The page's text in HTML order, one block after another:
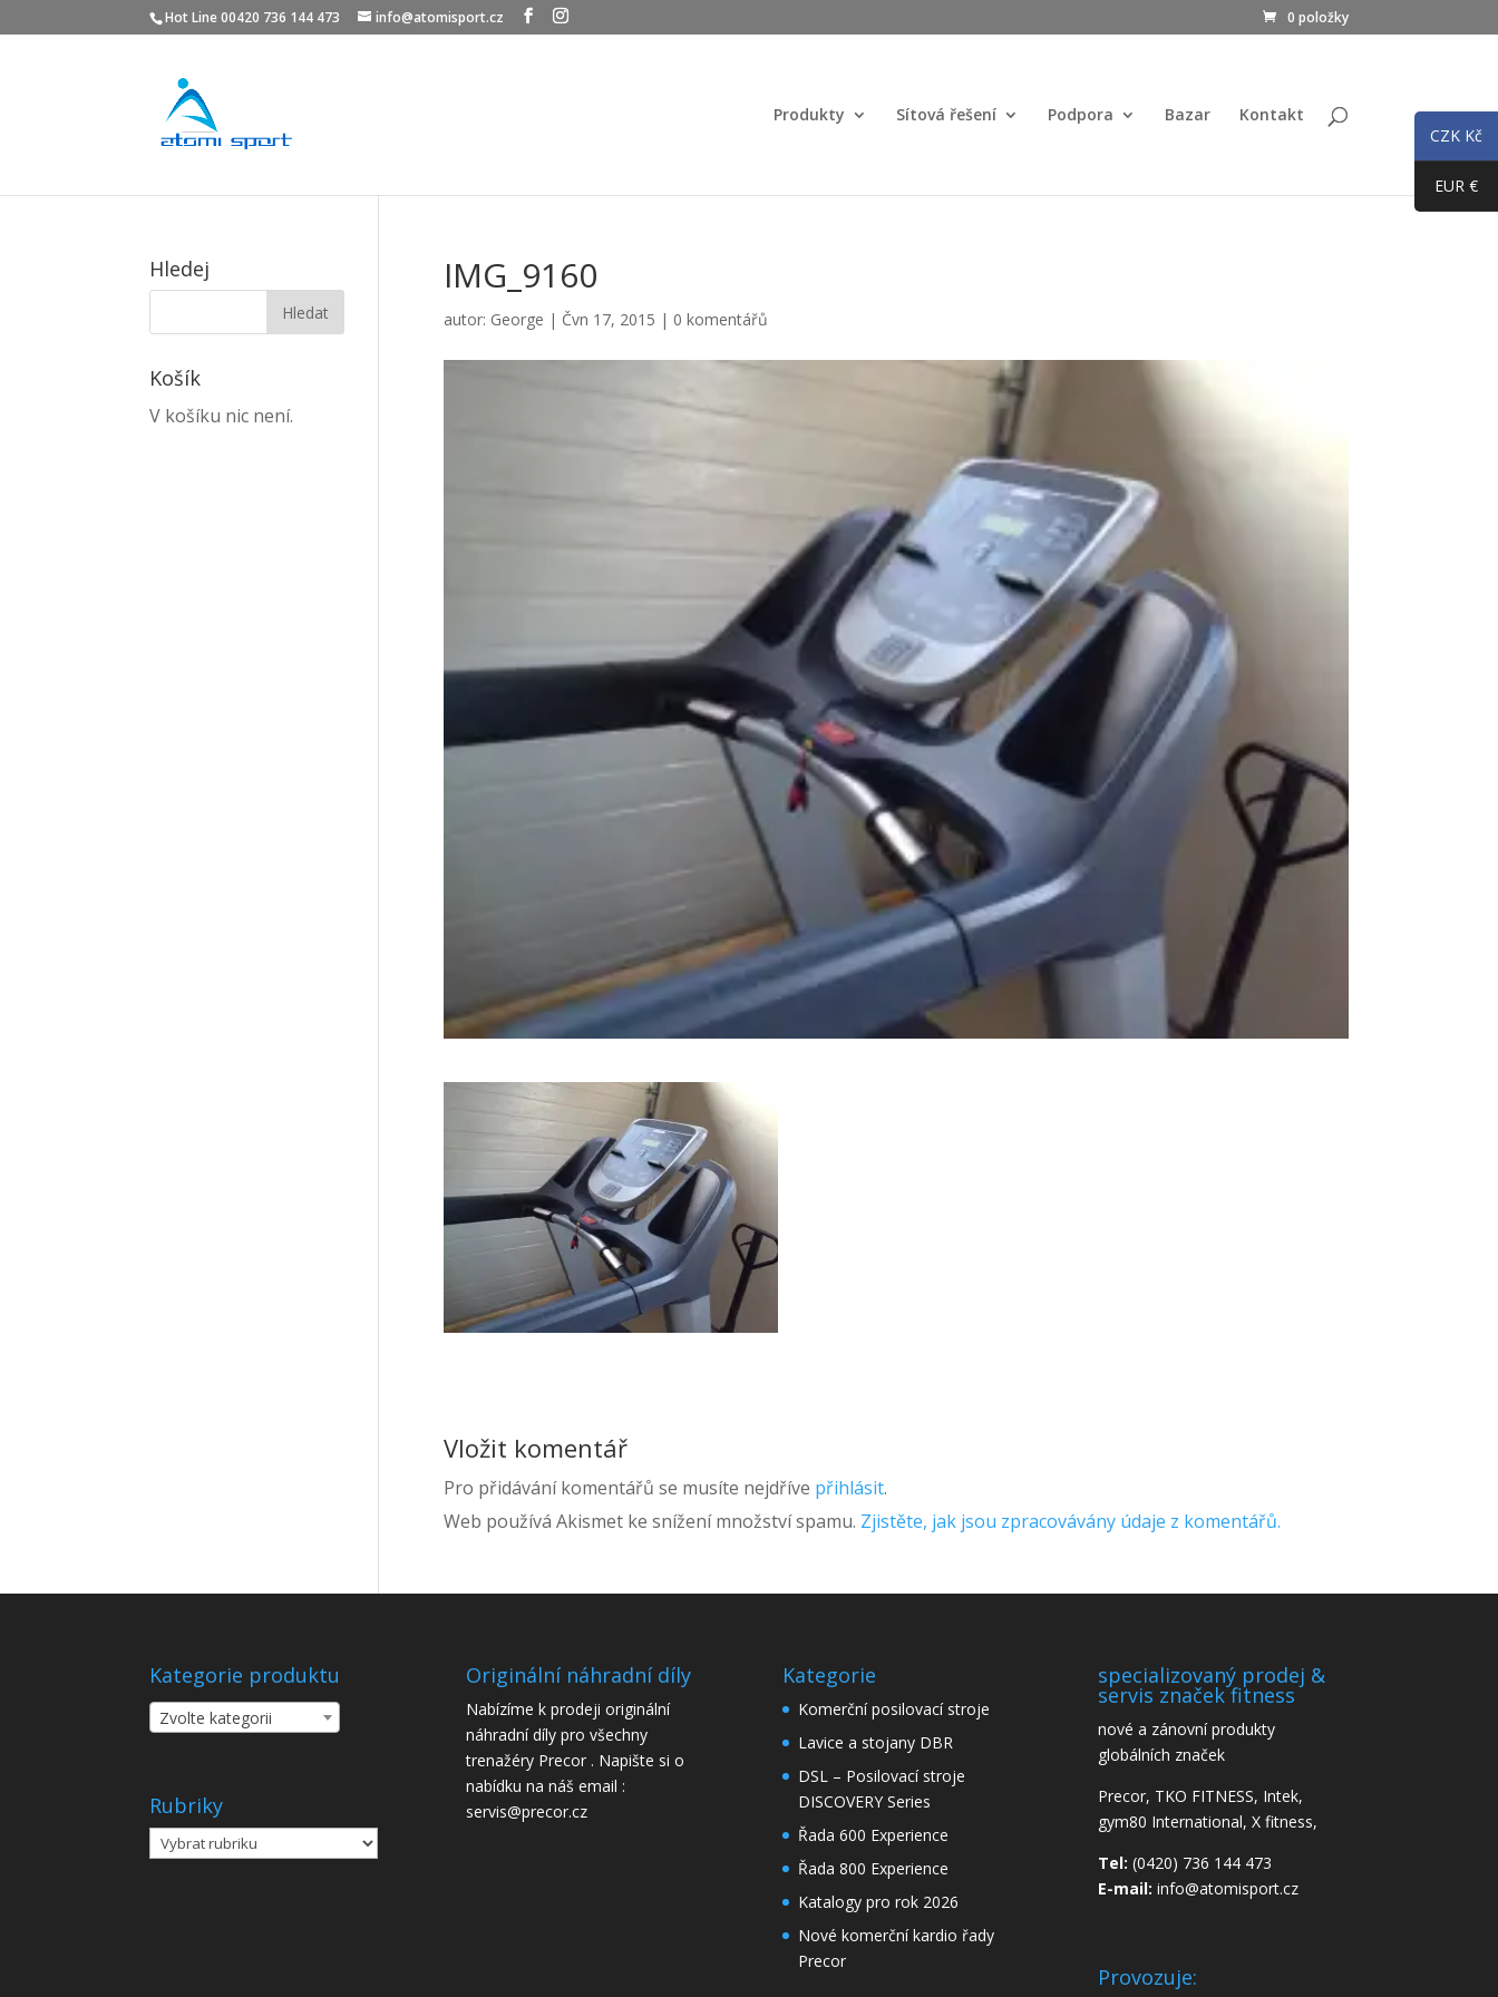
Hot Line 00420 736 144 473 info@atomisport.cz 0 položky
Produkty Sítová řešení Podpora Bazar Kontakt
IMG_9160
autor: George | Čvn 17, 2015 | 0 komentářů
Vložit komentář
Pro přidávání komentářů se musíte nejdříve přihlásit.
Web používá Akismet ke snížení množství spamu. Zjistěte, jak jsou zpracovávány údaje z komentářů.
Hledej
Košík
V košíku nic není.
Kategorie produktu
Zvolte kategorii
Rubriky
Rubriky
Originální náhradní díly
Nabízíme k prodeji originální
náhradní díly pro všechny
trenažéry Precor . Napište si o
nabídku na náš email :
servis@precor.cz
Kategorie
Komerční posilovací stroje
Lavice a stojany DBR
DSL – Posilovací stroje
DISCOVERY Series
Řada 600 Experience
Řada 800 Experience
Katalogy pro rok 2026
Nové komerční kardio řady
Precor
specializovaný prodej &
servis značek fitness
nové a zánovní produkty
globálních značek
Precor, TKO FITNESS, Intek,
gym80 International, X fitness,
Tel: (0420) 736 144 473
E-mail: info@atomisport.cz
Provozuje:
CZK Kč
EUR €